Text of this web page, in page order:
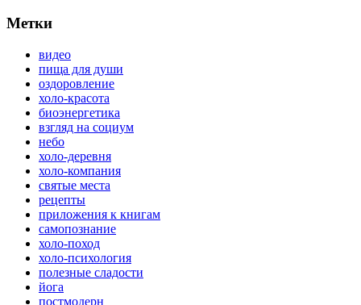
Метки
видео
пища для души
оздоровление
холо-красота
биоэнергетика
взгляд на социум
небо
холо-деревня
холо-компания
святые места
рецепты
приложения к книгам
самопознание
холо-поход
холо-психология
полезные сладости
йога
постмодерн